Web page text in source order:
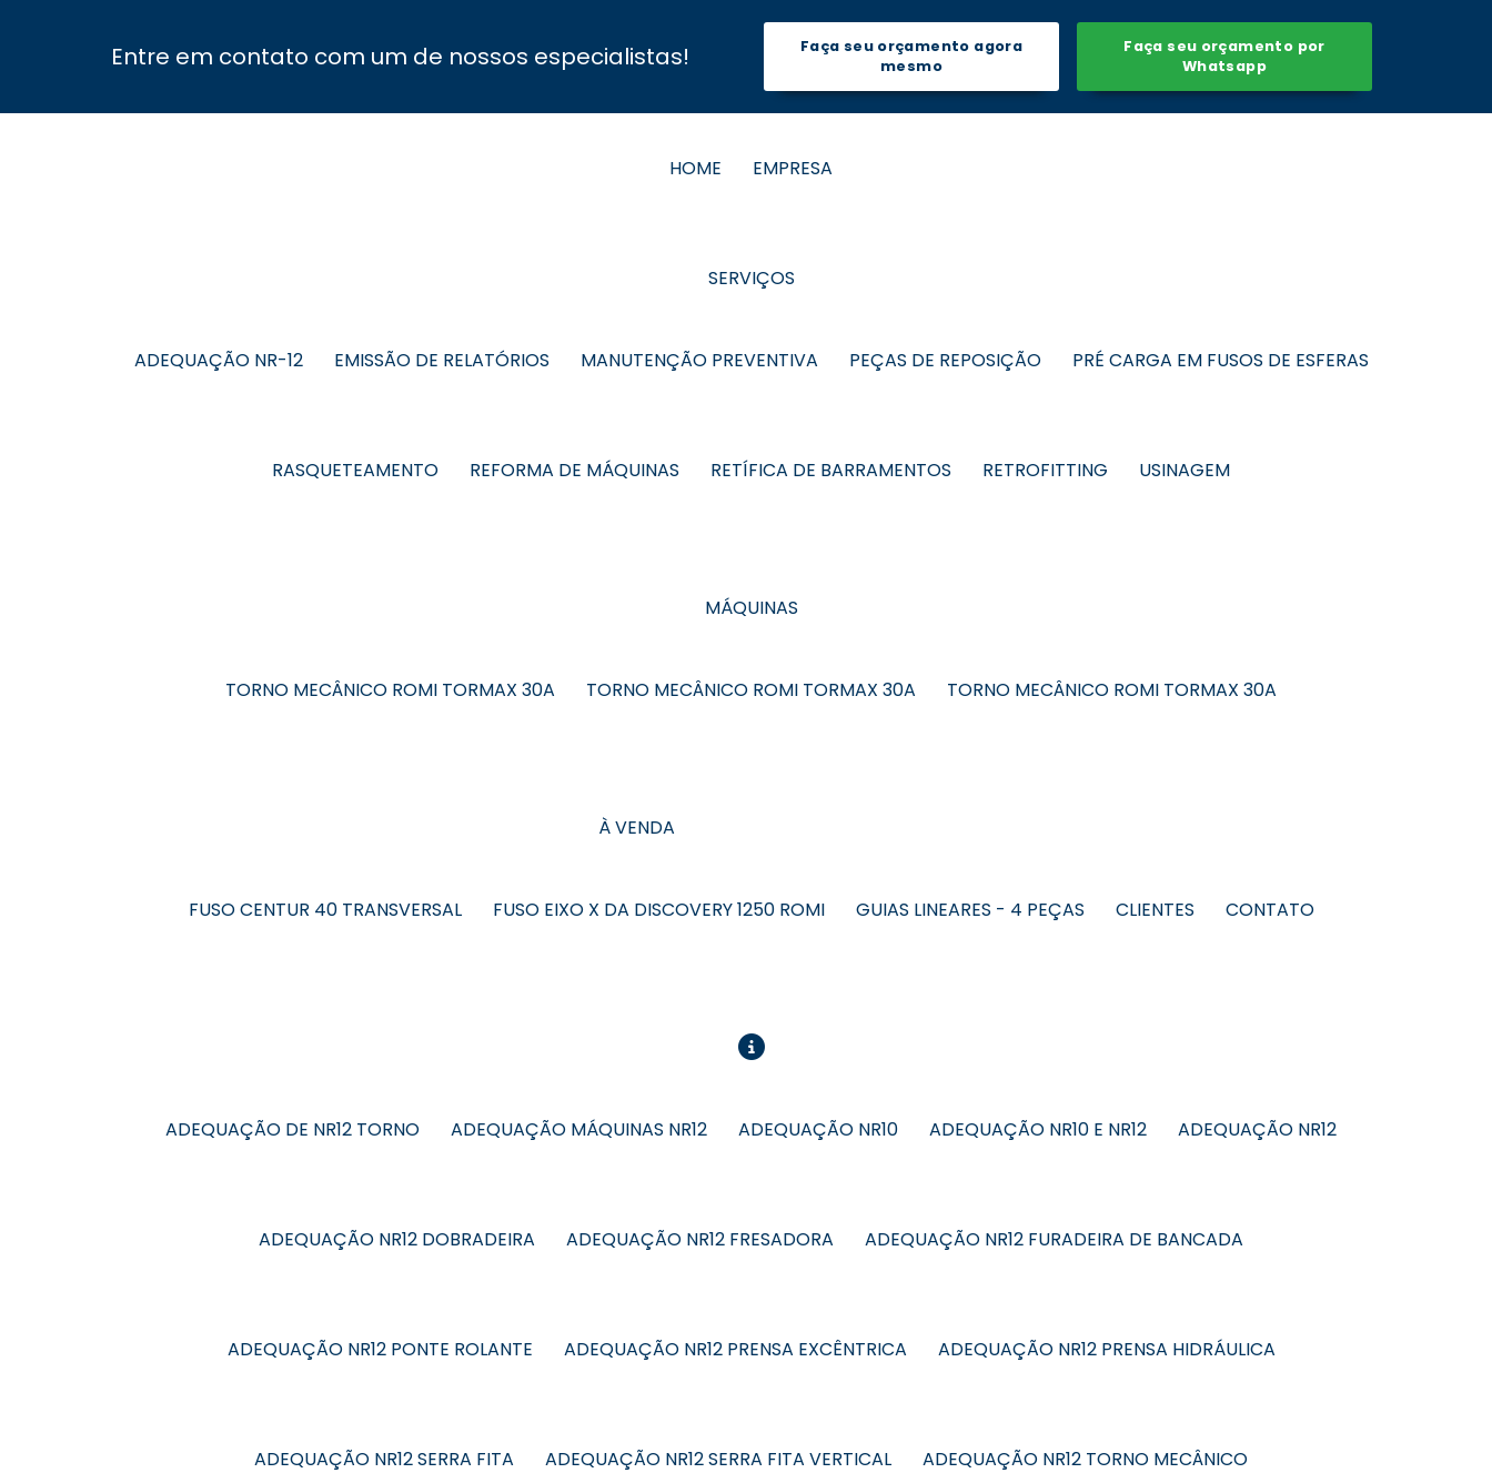
Entre em contato com um de nossos especialistas!
Faça seu orçamento agora
mesmo
Faça seu orçamento por
Whatsapp
HOME EMPRESA
SERVIÇOS
ADEQUAÇÃO NR-12 EMISSÃO DE RELATÓRIOS MANUTENÇÃO PREVENTIVA PEÇAS DE REPOSIÇÃO PRÉ CARGA EM FUSOS DE ESFERAS
RASQUETEAMENTO REFORMA DE MÁQUINAS RETÍFICA DE BARRAMENTOS RETROFITTING USINAGEM
MÁQUINAS
TORNO MECÂNICO ROMI TORMAX 30A TORNO MECÂNICO ROMI TORMAX 30A TORNO MECÂNICO ROMI TORMAX 30A
À VENDA
FUSO CENTUR 40 TRANSVERSAL FUSO EIXO X DA DISCOVERY 1250 ROMI GUIAS LINEARES - 4 PEÇAS CLIENTES CONTATO
ADEQUAÇÃO DE NR12 TORNO ADEQUAÇÃO MÁQUINAS NR12 ADEQUAÇÃO NR10 ADEQUAÇÃO NR10 E NR12 ADEQUAÇÃO NR12
ADEQUAÇÃO NR12 DOBRADEIRA ADEQUAÇÃO NR12 FRESADORA ADEQUAÇÃO NR12 FURADEIRA DE BANCADA
ADEQUAÇÃO NR12 PONTE ROLANTE ADEQUAÇÃO NR12 PRENSA EXCÊNTRICA ADEQUAÇÃO NR12 PRENSA HIDRÁULICA
ADEQUAÇÃO NR12 SERRA FITA ADEQUAÇÃO NR12 SERRA FITA VERTICAL ADEQUAÇÃO NR12 TORNO MECÂNICO